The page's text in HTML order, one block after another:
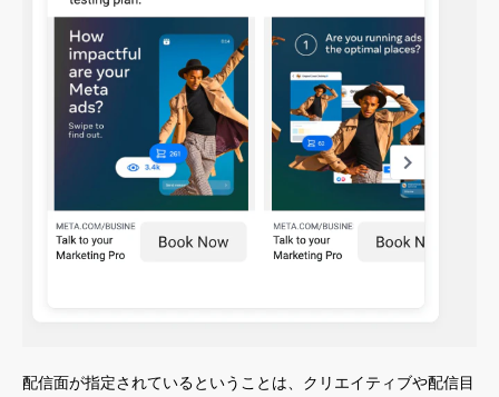
配信面が指定されているということは、クリエイティブや配信目